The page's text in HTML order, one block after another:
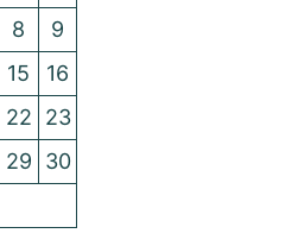
8
9
15
16
22
23
29
30